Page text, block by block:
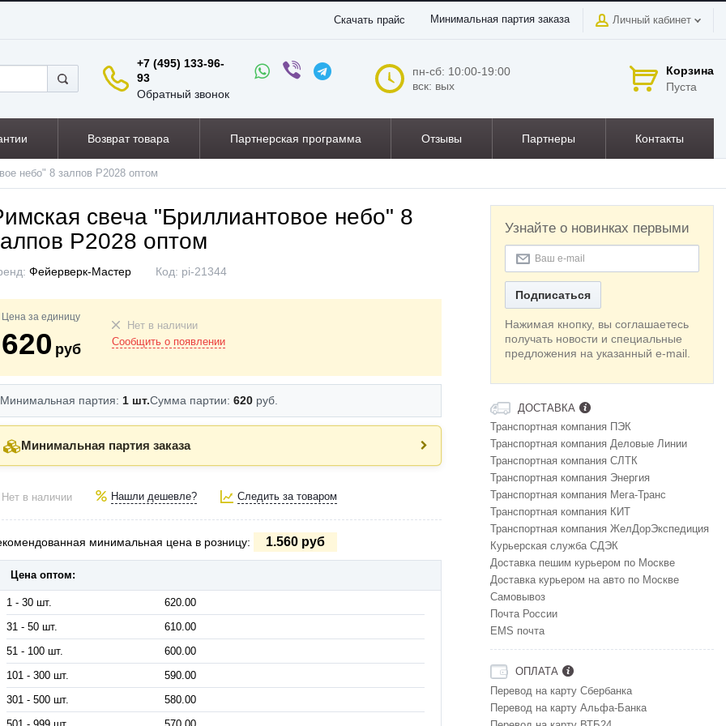
Скачать прайс Минимальная партия заказа Личный кабинет
+7 (495) 133-96-
93
Обратный звонок
пн-сб: 10:00-19:00
вск: вых
Корзина
Пуста
Возврат товара Партнерская программа Отзывы Партнеры Контакты
небо" 8 залпов P2028 оптом
свеча "Бриллиантовое небо" 8
P2028 оптом
Фейерверк-Мастер Код: pi-21344
Цена за единицу
620 руб
Нет в наличии
Сообщить о появлении
Минимальная партия: 1 шт.Сумма партии: 620 руб.
Минимальная партия заказа
Нет в наличии Нашли дешевле? Следить за товаром
минимальная цена в розницу: 1.560 руб
Цена оптом:
1 - 30 шт.
620.00
31 - 50 шт.
610.00
51 - 100 шт.
600.00
101 - 300 шт.
590.00
301 - 500 шт.
580.00
Узнайте о новинках первыми
Подписаться
Нажимая кнопку, вы соглашаетесь
получать новости и специальные
предложения на указанный e-mail.
ДОСТАВКА
Транспортная компания ПЭК
Транспортная компания Деловые Линии
Транспортная компания СЛТК
Транспортная компания Энергия
Транспортная компания Мега-Транс
Транспортная компания КИТ
Транспортная компания ЖелДорЭкспедиция
Курьерская служба СДЭК
Доставка пешим курьером по Москве
Доставка курьером на авто по Москве
Самовывоз
Почта России
EMS почта
ОПЛАТА
Перевод на карту Сбербанка
Перевод на карту Альфа-Банка